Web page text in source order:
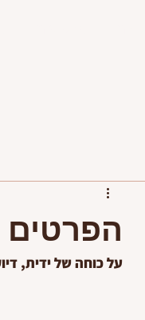
על כוחה של ידית,